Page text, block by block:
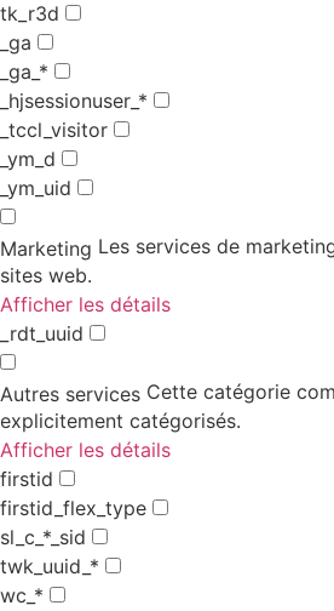
tk_r3d
_ga
_ga_*
_hjsessionuser_*
_tccl_visitor
_ym_d
_ym_uid
Marketing Les services de
sites web.
Afficher les détails
_rdt_uuid
Autres services Cette catégorie
explicitement catégorisés.
Afficher les détails
firstid
firstid_flex_type
sl_c_*_sid
twk_uuid_*
wc_*